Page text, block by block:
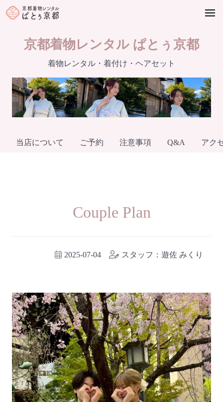
Skip
京都着物レンタル ぱとぅ京都
着物レンタル・着付け・ヘアセット
当店について ご予約 注意事項 Q&A アク
Couple Plan
2025-07-04 スタッフ：遊佐 みくり